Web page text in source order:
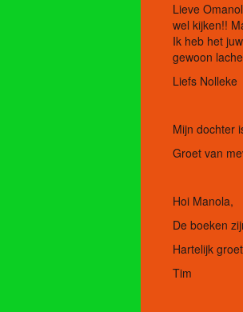
Lieve
wel kijken!!
Ik heb het
gewoon
Liefs Nolleke
Mijn dochter
Groet van
Hoi Manola,
De boeken
Hartelijk
Tim